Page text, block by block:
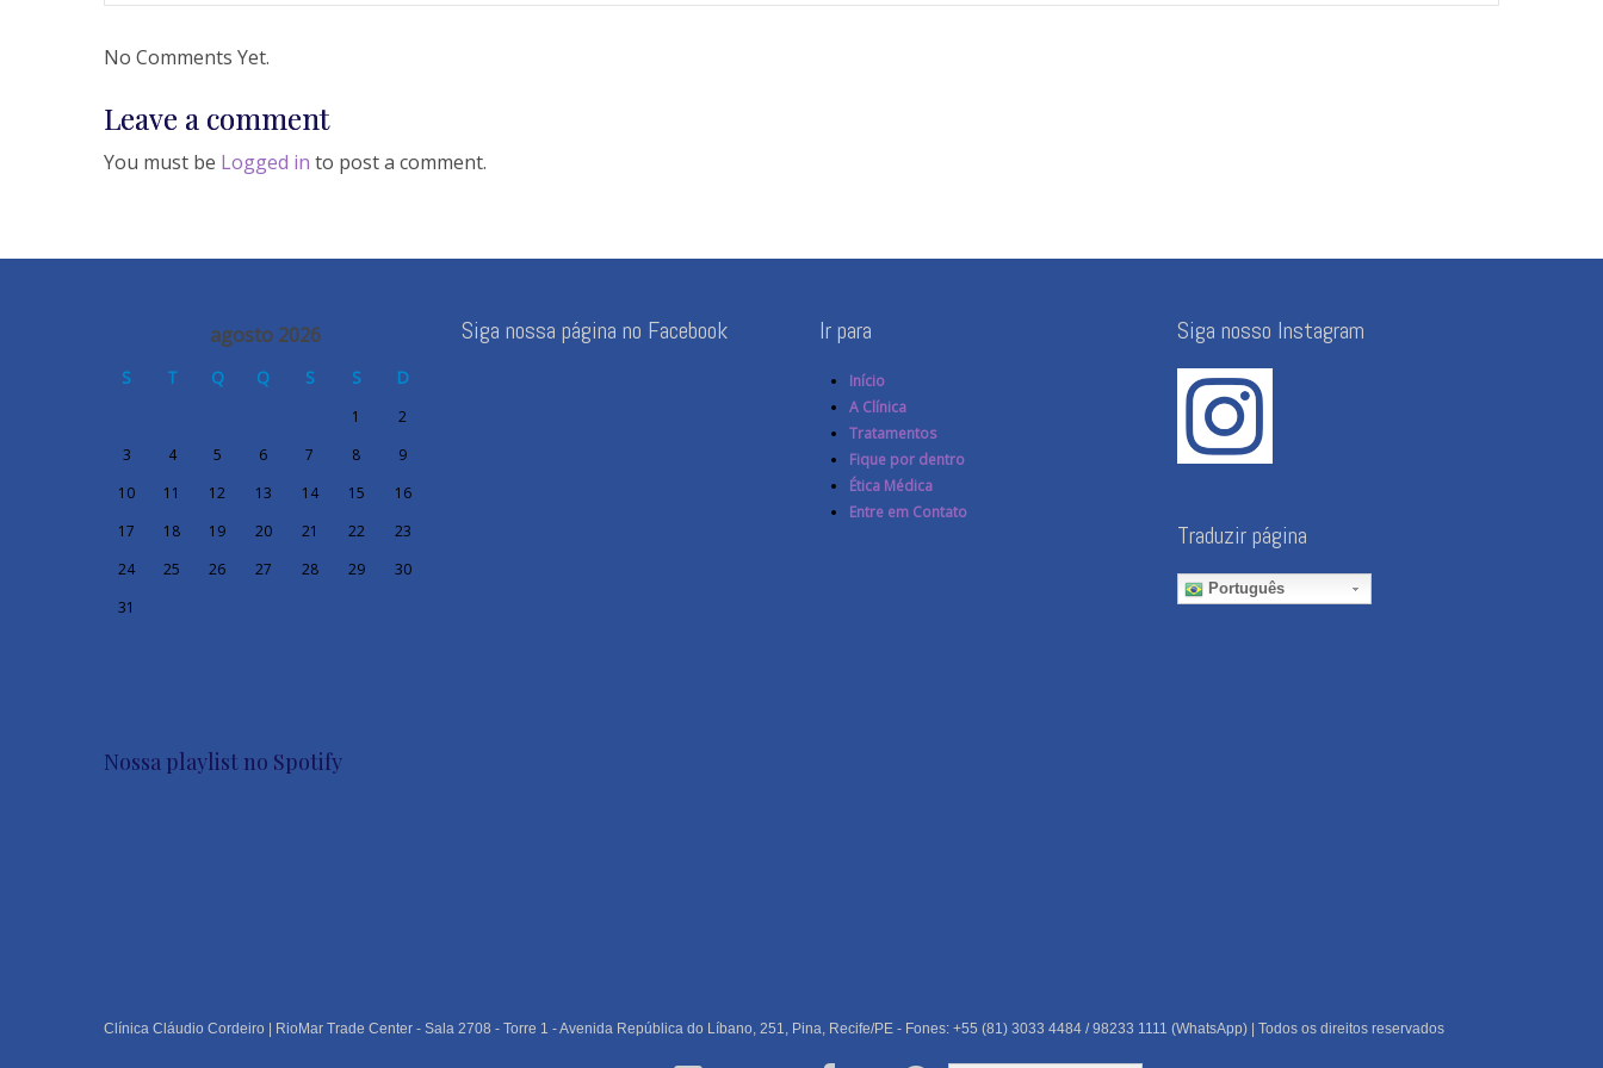
No Comments Yet.
Leave a comment
You must be Logged in to post a comment.
agosto 2026
S T Q Q S S D
1
2
3
4 5 6 7 8
9
10
11 12 13 14 15
16
17
18 19 20 21 22
23
24
25 26 27 28 29
30
31
Siga nossa página no Facebook Ir para
Início
A Clínica
Tratamentos
Fique por dentro
Ética Médica
Entre em Contato
Siga nosso Instagram
Traduzir página
Português
Nossa playlist no Spotify
Clínica Cláudio Cordeiro | RioMar Trade Center - Sala 2708 - Torre 1 - Avenida República do Líbano, 251, Pina, Recife/PE - Fones: +55 (81) 3033 4484 / 98233 1111 (WhatsApp) | Todos os direitos reservados